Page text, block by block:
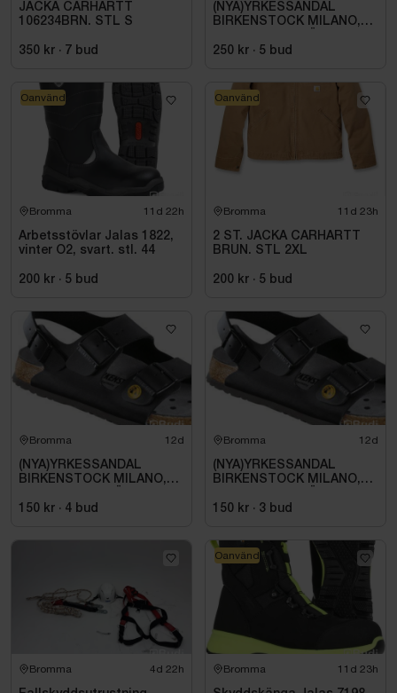
JACKA CARHARTT
106234BRN. STL S
350 kr · 7 bud
(NYA)YRKESSANDAL
BIRKENSTOCK MILANO,
SVART. STL 42
250 kr · 5 bud
Bromma 11d 22h
Arbetsstövlar Jalas 1822,
vinter O2, svart. stl. 44
200 kr · 5 bud
Oanvänd
Bromma 11d 23h
2 ST. JACKA CARHARTT
BRUN. STL 2XL
200 kr · 5 bud
Oanvänd
Bromma 12d
(NYA)YRKESSANDAL
BIRKENSTOCK MILANO,
SVART. STL 42
150 kr · 4 bud
Bromma 12d
(NYA)YRKESSANDAL
BIRKENSTOCK MILANO,
SVART. STL 42
150 kr · 3 bud
Bromma 4d 22h Bromma 11d 23h
Oanvänd